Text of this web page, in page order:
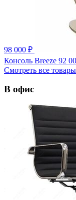
98 000 ₽
Консоль Breeze 92
Смотреть все товары
В офис